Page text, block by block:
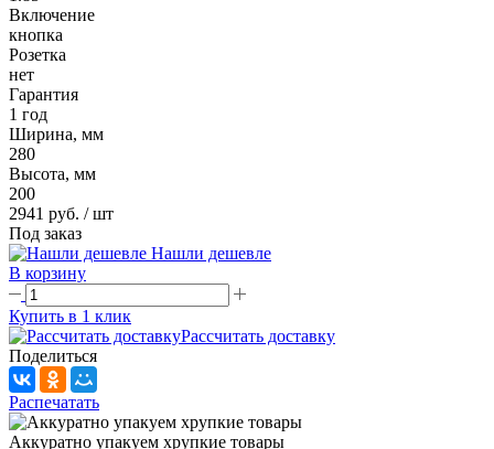
Включение
кнопка
Розетка
нет
Гарантия
1 год
Ширина, мм
280
Высота, мм
200
2941 руб. / шт
Под заказ
Нашли дешевле
В корзину
Купить в 1 клик
Рассчитать доставку
Поделиться
Распечатать
Аккуратно упакуем хрупкие товары